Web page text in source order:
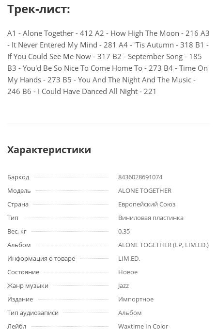
Трек-лист:
A1 - Alone Together - 412 A2 - How High The Moon - 216 A3
- It Never Entered My Mind - 281 A4 - 'Tis Autumn - 318 B1 -
If You Could See Me Now - 317 B2 - September Song - 185
B3 - You'd Be So Nice To Come Home To - 273 B4 - Time On
My Hands - 273 B5 - You And The Night And The Music -
246 B6 - I Could Have Danced All Night - 221
Характеристики
Баркод
8436028691074
Модель
ALONE TOGETHER
Страна
Европейский Союз
Тип
Виниловая пластинка
Вес, кг
0,35
Альбом
ALONE TOGETHER (LP, LIM.ED.)
Информация о товаре
LIM.ED.
Состояние
Новое
Жанр музыки
Jazz
Издание
Импортное
Тип аудиозаписи
Альбом
Лейбл
Waxtime In Color